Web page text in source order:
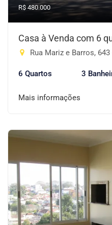
R$ 480.000
Casa à Venda com 6
Rua Mariz e Barros,
6 Quartos 3
Mais informações